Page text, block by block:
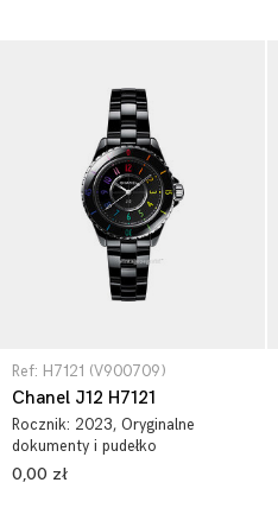
Ref: H7121 (V900709)
Chanel J12 H7121
Rocznik: 2023, Oryginalne
dokumenty i pudełko
0,00 zł